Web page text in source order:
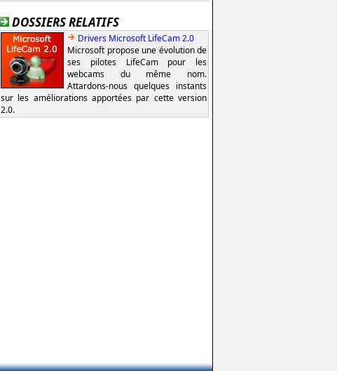
DOSSIERS RELATIFS
Drivers Microsoft LifeCam 2.0
Microsoft propose une évolution de
ses pilotes LifeCam pour les
webcams du même nom.
Attardons-nous quelques instants
sur les améliorations apportées par cette version
2.0.